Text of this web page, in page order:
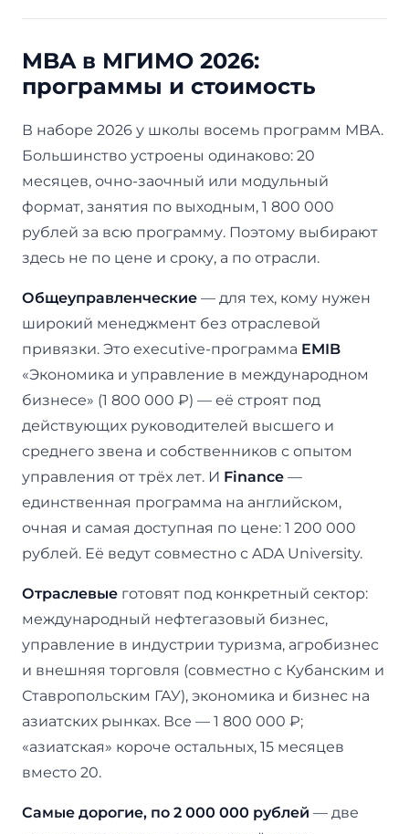
MBA в МГИМО 2026:
программы и стоимость
В наборе 2026 у школы восемь программ MBA.
Большинство устроены одинаково: 20
месяцев, очно-заочный или модульный
формат, занятия по выходным, 1 800 000
рублей за всю программу. Поэтому выбирают
здесь не по цене и сроку, а по отрасли.
Общеуправленческие — для тех, кому нужен
широкий менеджмент без отраслевой
привязки. Это executive-программа EMIB
«Экономика и управление в международном
бизнесе» (1 800 000 ₽) — её строят под
действующих руководителей высшего и
среднего звена и собственников с опытом
управления от трёх лет. И Finance —
единственная программа на английском,
очная и самая доступная по цене: 1 200 000
рублей. Её ведут совместно с ADA University.
Отраслевые готовят под конкретный сектор:
международный нефтегазовый бизнес,
управление в индустрии туризма, агробизнес
и внешняя торговля (совместно с Кубанским и
Ставропольским ГАУ), экономика и бизнес на
азиатских рынках. Все — 1 800 000 ₽;
«азиатская» короче остальных, 15 месяцев
вместо 20.
Самые дорогие, по 2 000 000 рублей — две